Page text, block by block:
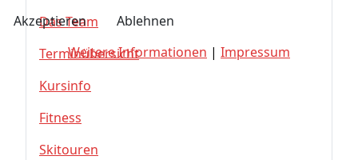
Das Team
Terminübersicht
Kursinfo
Fitness
Skitouren
Akzeptieren
Ablehnen
Weitere Informationen | Impressum